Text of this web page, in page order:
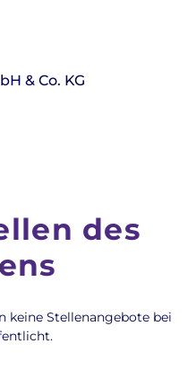
& Co. KG
des
keine Stellenangebote bei